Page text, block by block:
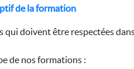
de la formation
doivent être respectées
de nos formations :